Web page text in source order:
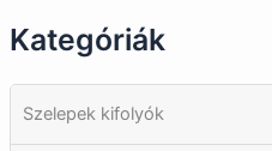
Kategóriák
Szelepek kifolyók